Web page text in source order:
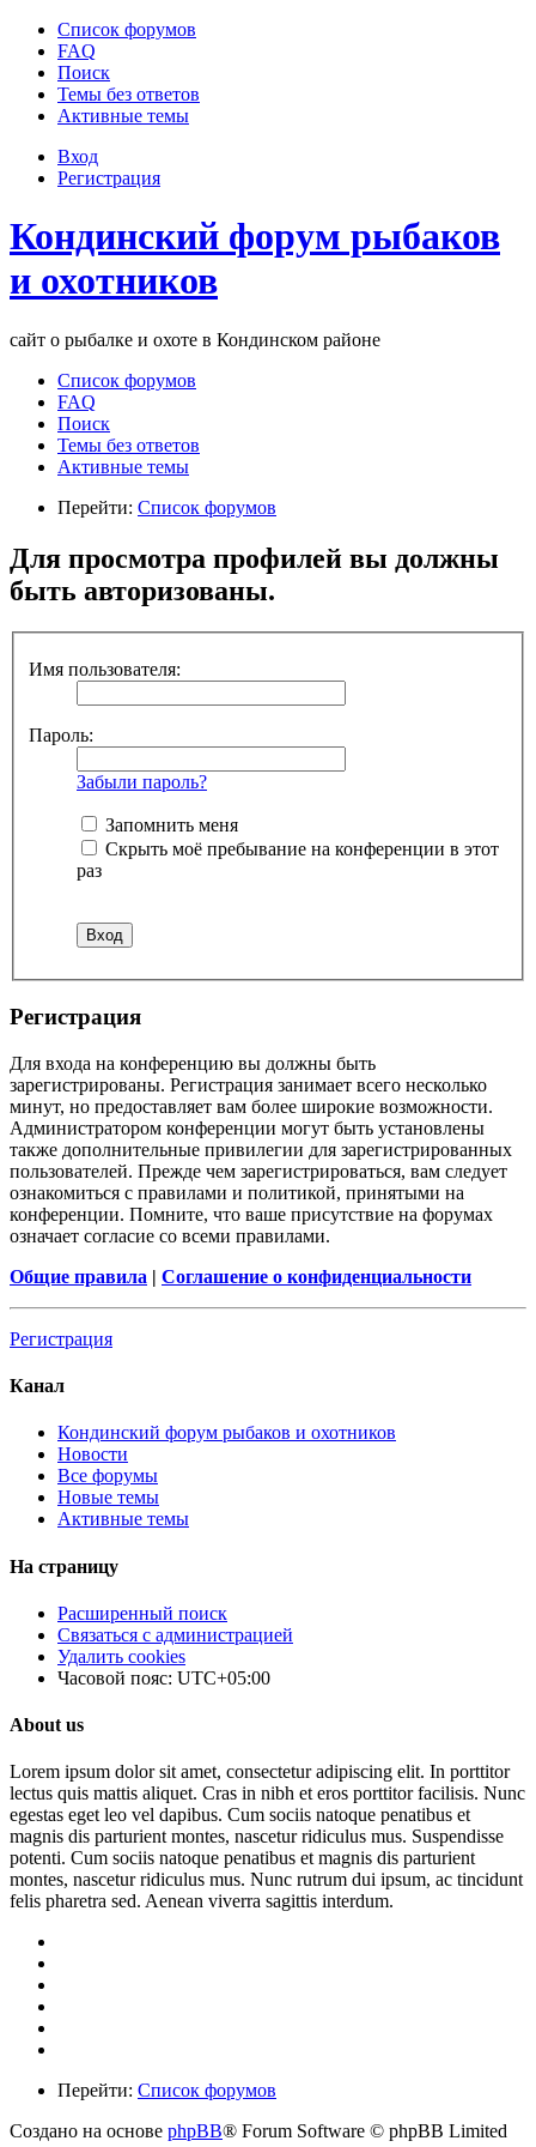
Список форумов
FAQ
Поиск
Темы без ответов
Активные темы
Вход
Регистрация
Кондинский форум рыбаков
и охотников
сайт о рыбалке и охоте в Кондинском районе
Список форумов
FAQ
Поиск
Темы без ответов
Активные темы
Перейти: Список форумов
Для просмотра профилей вы должны
быть авторизованы.
Имя пользователя:
Пароль:
Забыли пароль?
Запомнить меня
Скрыть моё пребывание на конференции в этот
раз
Регистрация
Для входа на конференцию вы должны быть
зарегистрированы. Регистрация занимает всего несколько
минут, но предоставляет вам более широкие возможности.
Администратором конференции могут быть установлены
также дополнительные привилегии для зарегистрированных
пользователей. Прежде чем зарегистрироваться, вам следует
ознакомиться с правилами и политикой, принятыми на
конференции. Помните, что ваше присутствие на форумах
означает согласие со всеми правилами.
Общие правила | Соглашение о конфиденциальности
Регистрация
Канал
Кондинский форум рыбаков и охотников
Новости
Все форумы
Новые темы
Активные темы
На страницу
Расширенный поиск
Связаться с администрацией
Удалить cookies
Часовой пояс: UTC+05:00
About us
Lorem ipsum dolor sit amet, consectetur adipiscing elit. In porttitor
lectus quis mattis aliquet. Cras in nibh et eros porttitor facilisis. Nunc
egestas eget leo vel dapibus. Cum sociis natoque penatibus et
magnis dis parturient montes, nascetur ridiculus mus. Suspendisse
potenti. Cum sociis natoque penatibus et magnis dis parturient
montes, nascetur ridiculus mus. Nunc rutrum dui ipsum, ac tincidunt
felis pharetra sed. Aenean viverra sagittis interdum.
Перейти: Список форумов
Создано на основе phpBB® Forum Software © phpBB Limited